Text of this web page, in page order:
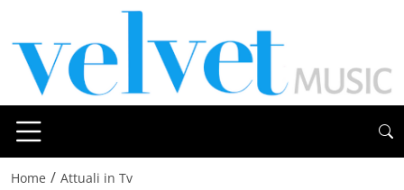
Home / Attuali in Tv